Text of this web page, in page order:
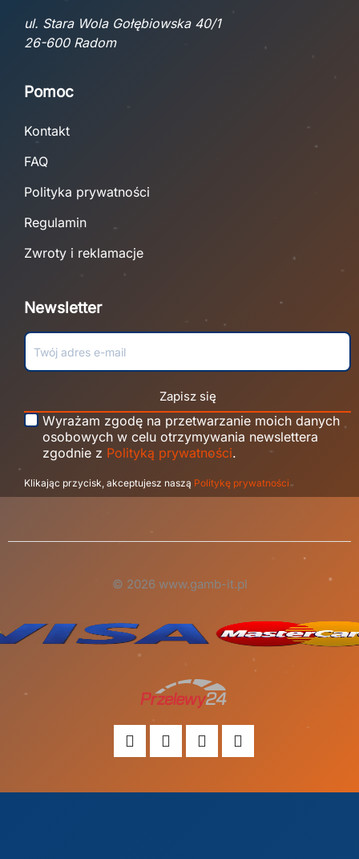
ul. Stara Wola Gołębiowska 40/1
26-600 Radom
Pomoc
Kontakt
FAQ
Polityka prywatności
Regulamin
Zwroty i reklamacje
Newsletter
Zapisz się
Wyrażam zgodę na przetwarzanie moich danych
osobowych w celu otrzymywania newslettera
zgodnie z Polityką prywatności.
Klikając przycisk, akceptujesz naszą Politykę prywatności
© 2026 www.gamb-it.pl